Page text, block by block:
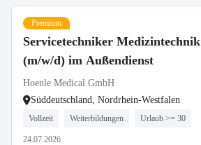
Premium
Servicetechniker Medizintechnik
(m/w/d) im Außendienst
Hoenle Medical GmbH
Süddeutschland, Nordrhein-Westfalen
Vollzeit Weiterbildungen Urlaub >= 30
24.07.2026